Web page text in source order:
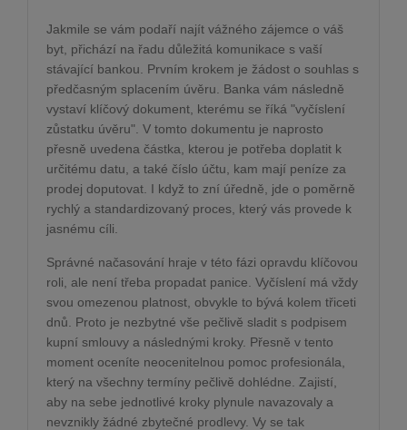
Jakmile se vám podaří najít vážného zájemce o váš
byt, přichází na řadu důležitá komunikace s vaší
stávající bankou. Prvním krokem je žádost o souhlas s
předčasným splacením úvěru. Banka vám následně
vystaví klíčový dokument, kterému se říká "vyčíslení
zůstatku úvěru". V tomto dokumentu je naprosto
přesně uvedena částka, kterou je potřeba doplatit k
určitému datu, a také číslo účtu, kam mají peníze za
prodej doputovat. I když to zní úředně, jde o poměrně
rychlý a standardizovaný proces, který vás provede k
jasnému cíli.
Správné načasování hraje v této fázi opravdu klíčovou
roli, ale není třeba propadat panice. Vyčíslení má vždy
svou omezenou platnost, obvykle to bývá kolem třiceti
dnů. Proto je nezbytné vše pečlivě sladit s podpisem
kupní smlouvy a následnými kroky. Přesně v tento
moment oceníte neocenitelnou pomoc profesionála,
který na všechny termíny pečlivě dohlédne. Zajistí,
aby na sebe jednotlivé kroky plynule navazovaly a
nevznikly žádné zbytečné prodlevy. Vy se tak